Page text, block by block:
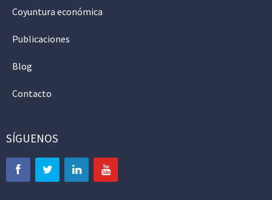
Coyuntura económica
Publicaciones
Blog
Contacto
SÍGUENOS